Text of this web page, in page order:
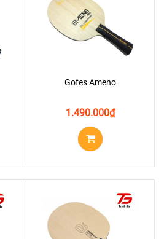
Gofes Ameno
₫
1.490.000